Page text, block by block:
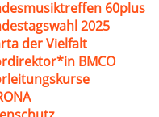
60plus
2025
der Vielfalt
BMCO